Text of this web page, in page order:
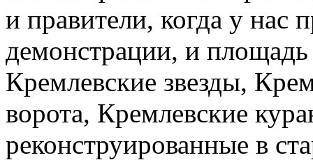
и правители, когда у нас
демонстрации, и
Кремлевские звезды,
ворота, Кремлевские
реконструированные в